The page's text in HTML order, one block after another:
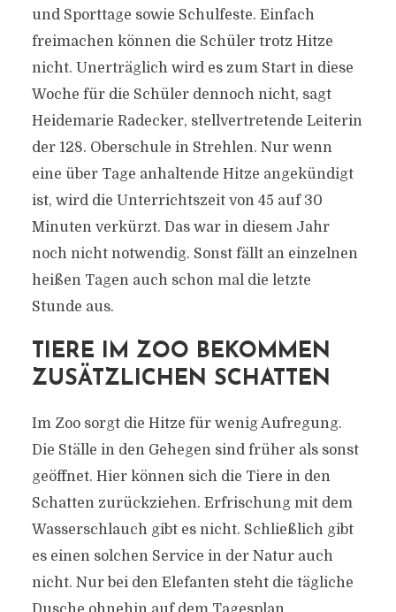
und Sporttage sowie Schulfeste. Einfach
freimachen können die Schüler trotz Hitze
nicht. Unerträglich wird es zum Start in diese
Woche für die Schüler dennoch nicht, sagt
Heidemarie Radecker, stellvertretende Leiterin
der 128. Oberschule in Strehlen. Nur wenn
eine über Tage anhaltende Hitze angekündigt
ist, wird die Unterrichtszeit von 45 auf 30
Minuten verkürzt. Das war in diesem Jahr
noch nicht notwendig. Sonst fällt an einzelnen
heißen Tagen auch schon mal die letzte
Stunde aus.
TIERE IM ZOO BEKOMMEN
ZUSÄTZLICHEN SCHATTEN
Im Zoo sorgt die Hitze für wenig Aufregung.
Die Ställe in den Gehegen sind früher als sonst
geöffnet. Hier können sich die Tiere in den
Schatten zurückziehen. Erfrischung mit dem
Wasserschlauch gibt es nicht. Schließlich gibt
es einen solchen Service in der Natur auch
nicht. Nur bei den Elefanten steht die tägliche